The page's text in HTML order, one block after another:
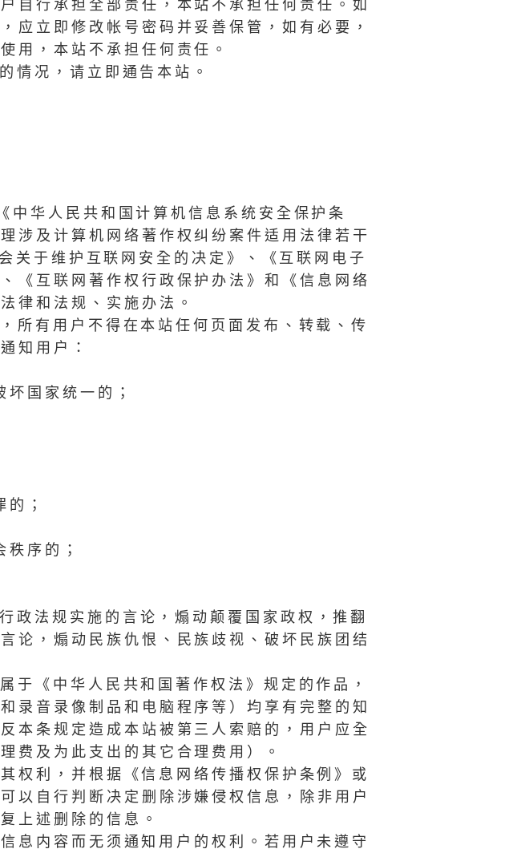
自行承担全部责任，本站不承担任何责任。如
应立即修改帐号密码并妥善保管，如有必要，
用，本站不承担任何责任。
况，请立即通告本站。
华人民共和国计算机信息系统安全保护条
涉及计算机网络著作权纠纷案件适用法律若干
于维护互联网安全的决定》、《互联网电子
《互联网著作权行政保护办法》和《信息网络
律和法规、实施办法。
有用户不得在本站任何页面发布、转载、传
知用户：
国家统一的；
；
序的；
政法规实施的言论，煽动颠覆国家政权，推翻
论，煽动民族仇恨、民族歧视、破坏民族团结
《中华人民共和国著作权法》规定的作品，
录音录像制品和电脑程序等）均享有完整的知
本条规定造成本站被第三人索赔的，用户应全
费及为此支出的其它合理费用）。
利，并根据《信息网络传播权保护条例》或
以自行判断决定删除涉嫌侵权信息，除非用户
上述删除的信息。
内容而无须通知用户的权利。若用户未遵守